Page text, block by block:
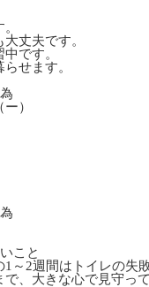
丈夫です。
です。
せます。
）
こと
～2週間はトイレの失
、大きな心で見守っ